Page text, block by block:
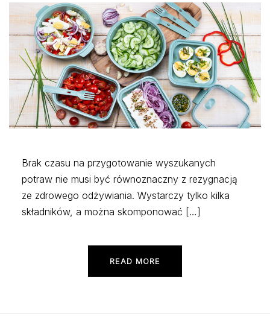
Brak czasu na przygotowanie wyszukanych
potraw nie musi być równoznaczny z rezygnacją
ze zdrowego odżywiania. Wystarczy tylko kilka
składników, a można skomponować […]
READ MORE